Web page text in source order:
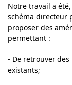
Notre travail a
schéma directeur
proposer des
permettant :
- De retrouver
existants;